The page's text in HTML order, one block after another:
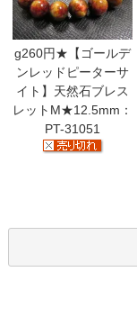
g260円★【ゴールデ
ンレッドピーターサ
イト】天然石ブレス
レットM★12.5mm：
PT-31051